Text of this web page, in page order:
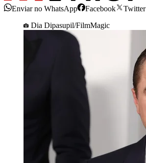
Enviar no WhatsApp Facebook
Twitter
Dia Dipasupil/FilmMagic